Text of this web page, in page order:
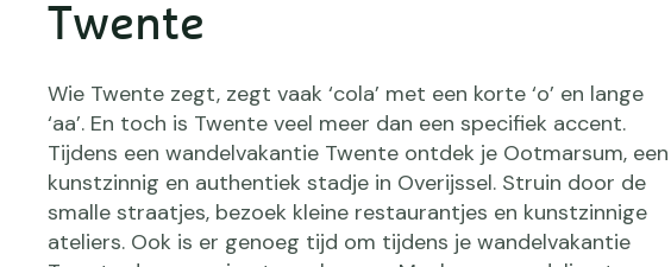
Twente
Wie Twente zegt, zegt vaak ‘cola’ met een korte ‘o’ en lange
‘aa’. En toch is Twente veel meer dan een specifiek accent.
Tijdens een wandelvakantie Twente ontdek je Ootmarsum, een
kunstzinnig en authentiek stadje in Overijssel. Struin door de
smalle straatjes, bezoek kleine restaurantjes en kunstzinnige
ateliers. Ook is er genoeg tijd om tijdens je wandelvakantie